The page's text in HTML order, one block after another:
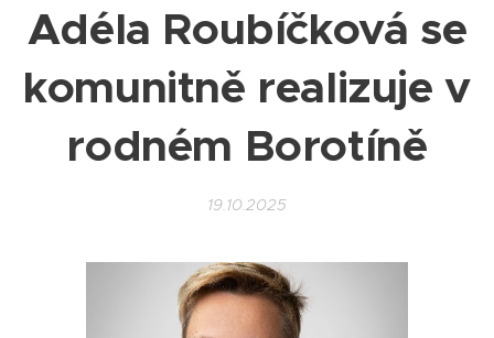
Adéla Roubíčková se
komunitně realizuje v
rodném Borotíně
19.10.2025